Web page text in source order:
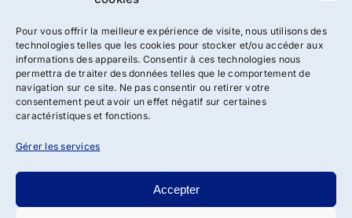
Pour vous offrir la meilleure expérience de visite, nous utilisons des
technologies telles que les cookies pour stocker et/ou accéder aux
informations des appareils. Consentir à ces technologies nous
permettra de traiter des données telles que le comportement de
navigation sur ce site. Ne pas consentir ou retirer votre
consentement peut avoir un effet négatif sur certaines
caractéristiques et fonctions.
Gérer les services
Accepter
J’accepte